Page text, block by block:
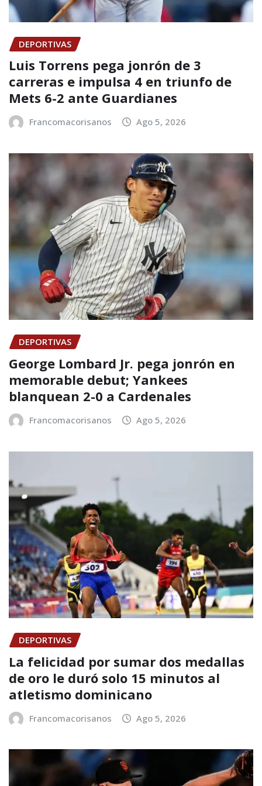
DEPORTIVAS
Luis Torrens pega jonrón de 3
carreras e impulsa 4 en triunfo de
Mets 6-2 ante Guardianes
Francomacorisanos Ago 5, 2026
DEPORTIVAS
George Lombard Jr. pega jonrón en
memorable debut; Yankees
blanquean 2-0 a Cardenales
Francomacorisanos Ago 5, 2026
DEPORTIVAS
La felicidad por sumar dos medallas
de oro le duró solo 15 minutos al
atletismo dominicano
Francomacorisanos Ago 5, 2026